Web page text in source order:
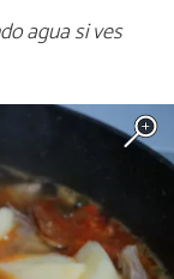
agua si ves